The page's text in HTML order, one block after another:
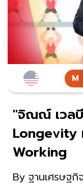
"จิณณ์ เวล
Longevity
Working
By ฐานเศรษฐกิ